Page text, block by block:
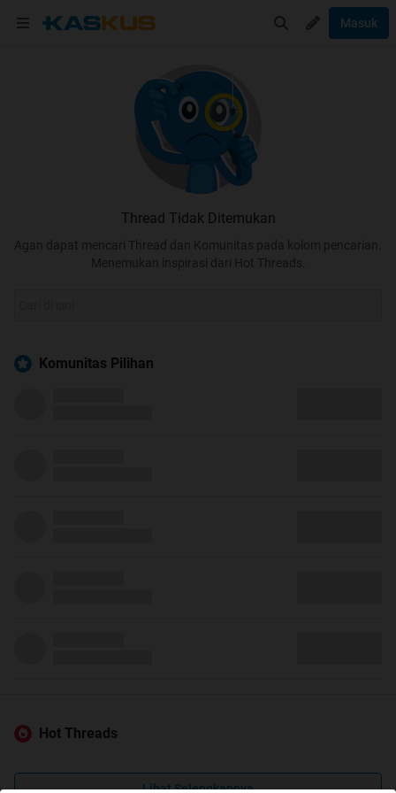
Masuk
Thread Tidak Ditemukan
Agan dapat mencari Thread dan Komunitas pada kolom pencarian.
Menemukan inspirasi dari Hot Threads.
Komunitas Pilihan
Hot Threads
Lihat Selengkapnya